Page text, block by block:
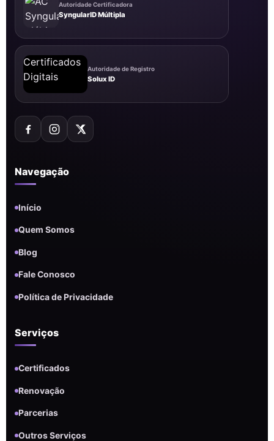
Autoridade Certificadora
SyngularID Múltipla
Autoridade de Registro
Solux ID
Navegação
Início
Quem Somos
Blog
Fale Conosco
Política de Privacidade
Serviços
Certificados
Renovação
Parcerias
Outros Serviços